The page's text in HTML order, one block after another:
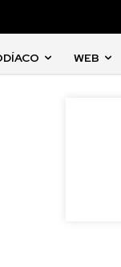
WEB